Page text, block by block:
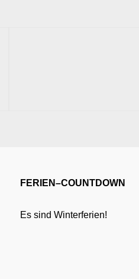
FERIEN–COUNTDOWN
Es sind Winterferien!